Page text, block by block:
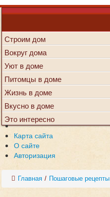
Строим дом
Вокруг дома
Уют в доме
Питомцы в доме
Жизнь в доме
Вкусно в доме
Это интересно
Карта сайта
О сайте
Авторизация
Главная / Пошаговые рецепты